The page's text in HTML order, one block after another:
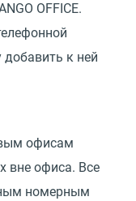
OFFICE.
добавить к ней
офисам
вне офиса. Все
номерным